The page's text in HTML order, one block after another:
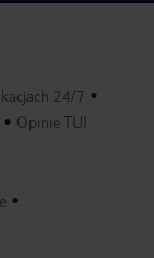
24/7
Opinie TUI